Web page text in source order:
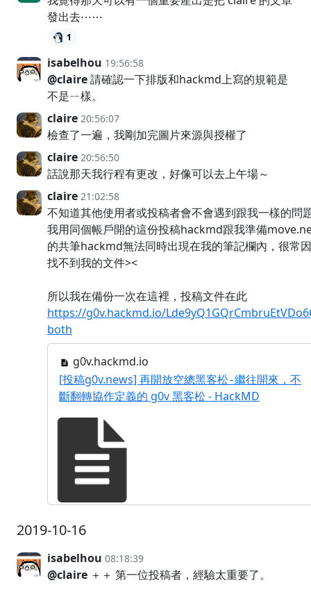
發出去⋯⋯
1
isabelhou 19:56:58
@claire請確認一下排版和hackmd上寫的規範是
不是ㄧ樣。
claire 20:56:07
檢查了一遍，我剛加完圖片來源與授權了
claire 20:56:50
話說那天我行程有更改，好像可以去上午場～
claire 21:02:58
不知道其他使用者或投稿者會不會遇到跟我一樣的問
我用同個帳戶開的這份投稿hackmd跟我準備
的共筆hackmd無法同時出現在我的筆記欄內，很常
找不到我的文件><
所以我在備份一次在這裡，投稿文件在此
https://g0v.hackmd.io/
both
g0v.hackmd.io
[投稿g0v.news] 再開放空總黑客松 - 繼往開來，不
斷翻轉協作定義的 g0v 黑客松 - HackMD
2019-10-16
isabelhou 08:18:39
@claire ＋＋ 第一位投稿者，經驗太重要了。